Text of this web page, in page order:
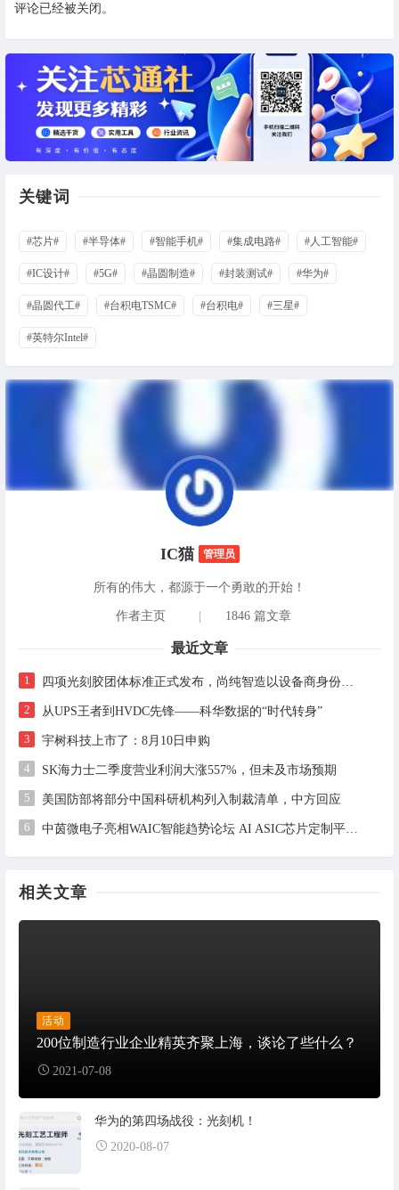
评论已经被关闭。
关键词
#芯片# #半导体# #智能手机# #集成电路# #人工智能#
#IC设计# #5G# #晶圆制造# #封装测试# #华为#
#晶圆代工# #台积电TSMC# #台积电# #三星#
#英特尔Intel#
IC猫 管理员
所有的伟大，都源于一个勇敢的开始！
作者主页 | 1846 篇文章
最近文章
1
2 从UPS王者到HVDC先锋——科华数据的“时代转身”
3 宇树科技上市了：8月10日申购
4 SK海力士二季度营业利润大涨557%，但未及市场预期
5 美国防部将部分中国科研机构列入制裁清单，中方回应
6
相关文章
活动
200位制造行业企业精英齐聚上海，谈论了些什么？
2021-07-08
华为的第四场战役：光刻机！
2020-08-07